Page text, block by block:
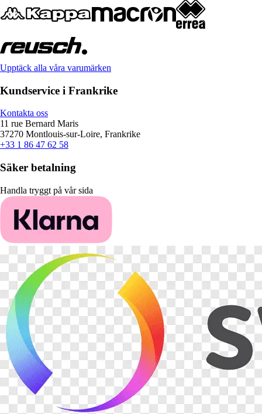
Upptäck alla våra varumärken
Kundservice i Frankrike
Kontakta oss
11 rue Bernard Maris
37270 Montlouis-sur-Loire, Frankrike
+33 1 86 47 62 58
Säker betalning
Handla tryggt på vår sida